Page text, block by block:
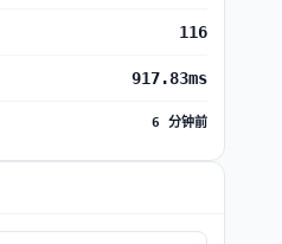
116
917.83ms
6 分钟前